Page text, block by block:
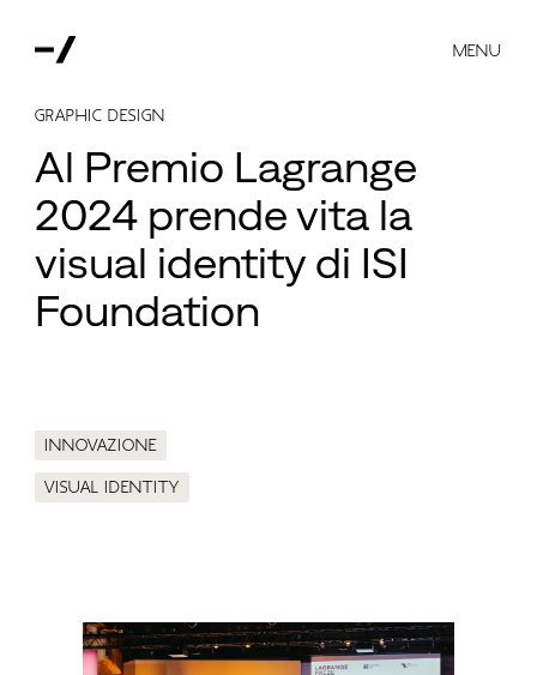
MENU
Graphic Design
Al Premio Lagrange
2024 prende vita la
visual identity di ISI
Foundation
Innovazione
Visual identity